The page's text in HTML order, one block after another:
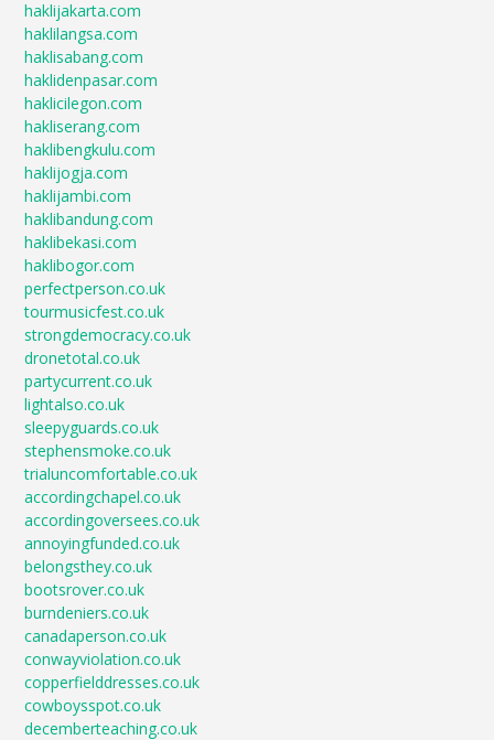
haklijakarta.com
haklilangsa.com
haklisabang.com
haklidenpasar.com
haklicilegon.com
hakliserang.com
haklibengkulu.com
haklijogja.com
haklijambi.com
haklibandung.com
haklibekasi.com
haklibogor.com
perfectperson.co.uk
tourmusicfest.co.uk
strongdemocracy.co.uk
dronetotal.co.uk
partycurrent.co.uk
lightalso.co.uk
sleepyguards.co.uk
stephensmoke.co.uk
trialuncomfortable.co.uk
accordingchapel.co.uk
accordingoversees.co.uk
annoyingfunded.co.uk
belongsthey.co.uk
bootsrover.co.uk
burndeniers.co.uk
canadaperson.co.uk
conwayviolation.co.uk
copperfielddresses.co.uk
cowboysspot.co.uk
decemberteaching.co.uk